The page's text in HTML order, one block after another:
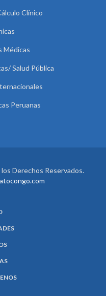
Clínico
Médicas
Salud Pública
Peruanas
Derechos Reservados.